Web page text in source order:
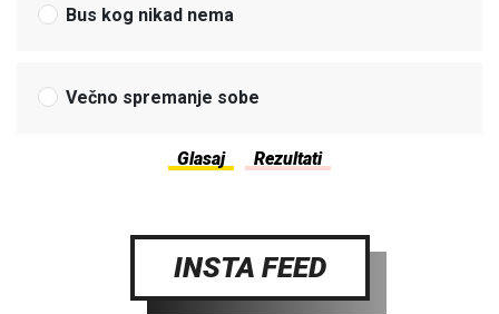
Bus kog nikad nema
Večno spremanje sobe
INSTA FEED